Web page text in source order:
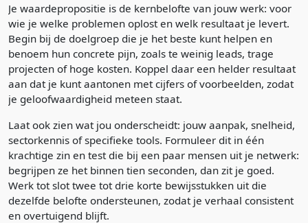
Je waardepropositie is de kernbelofte van jouw werk: voor
wie je welke problemen oplost en welk resultaat je levert.
Begin bij de doelgroep die je het beste kunt helpen en
benoem hun concrete pijn, zoals te weinig leads, trage
projecten of hoge kosten. Koppel daar een helder resultaat
aan dat je kunt aantonen met cijfers of voorbeelden, zodat
je geloofwaardigheid meteen staat.
Laat ook zien wat jou onderscheidt: jouw aanpak, snelheid,
sectorkennis of specifieke tools. Formuleer dit in één
krachtige zin en test die bij een paar mensen uit je netwerk:
begrijpen ze het binnen tien seconden, dan zit je goed.
Werk tot slot twee tot drie korte bewijsstukken uit die
dezelfde belofte ondersteunen, zodat je verhaal consistent
en overtuigend blijft.